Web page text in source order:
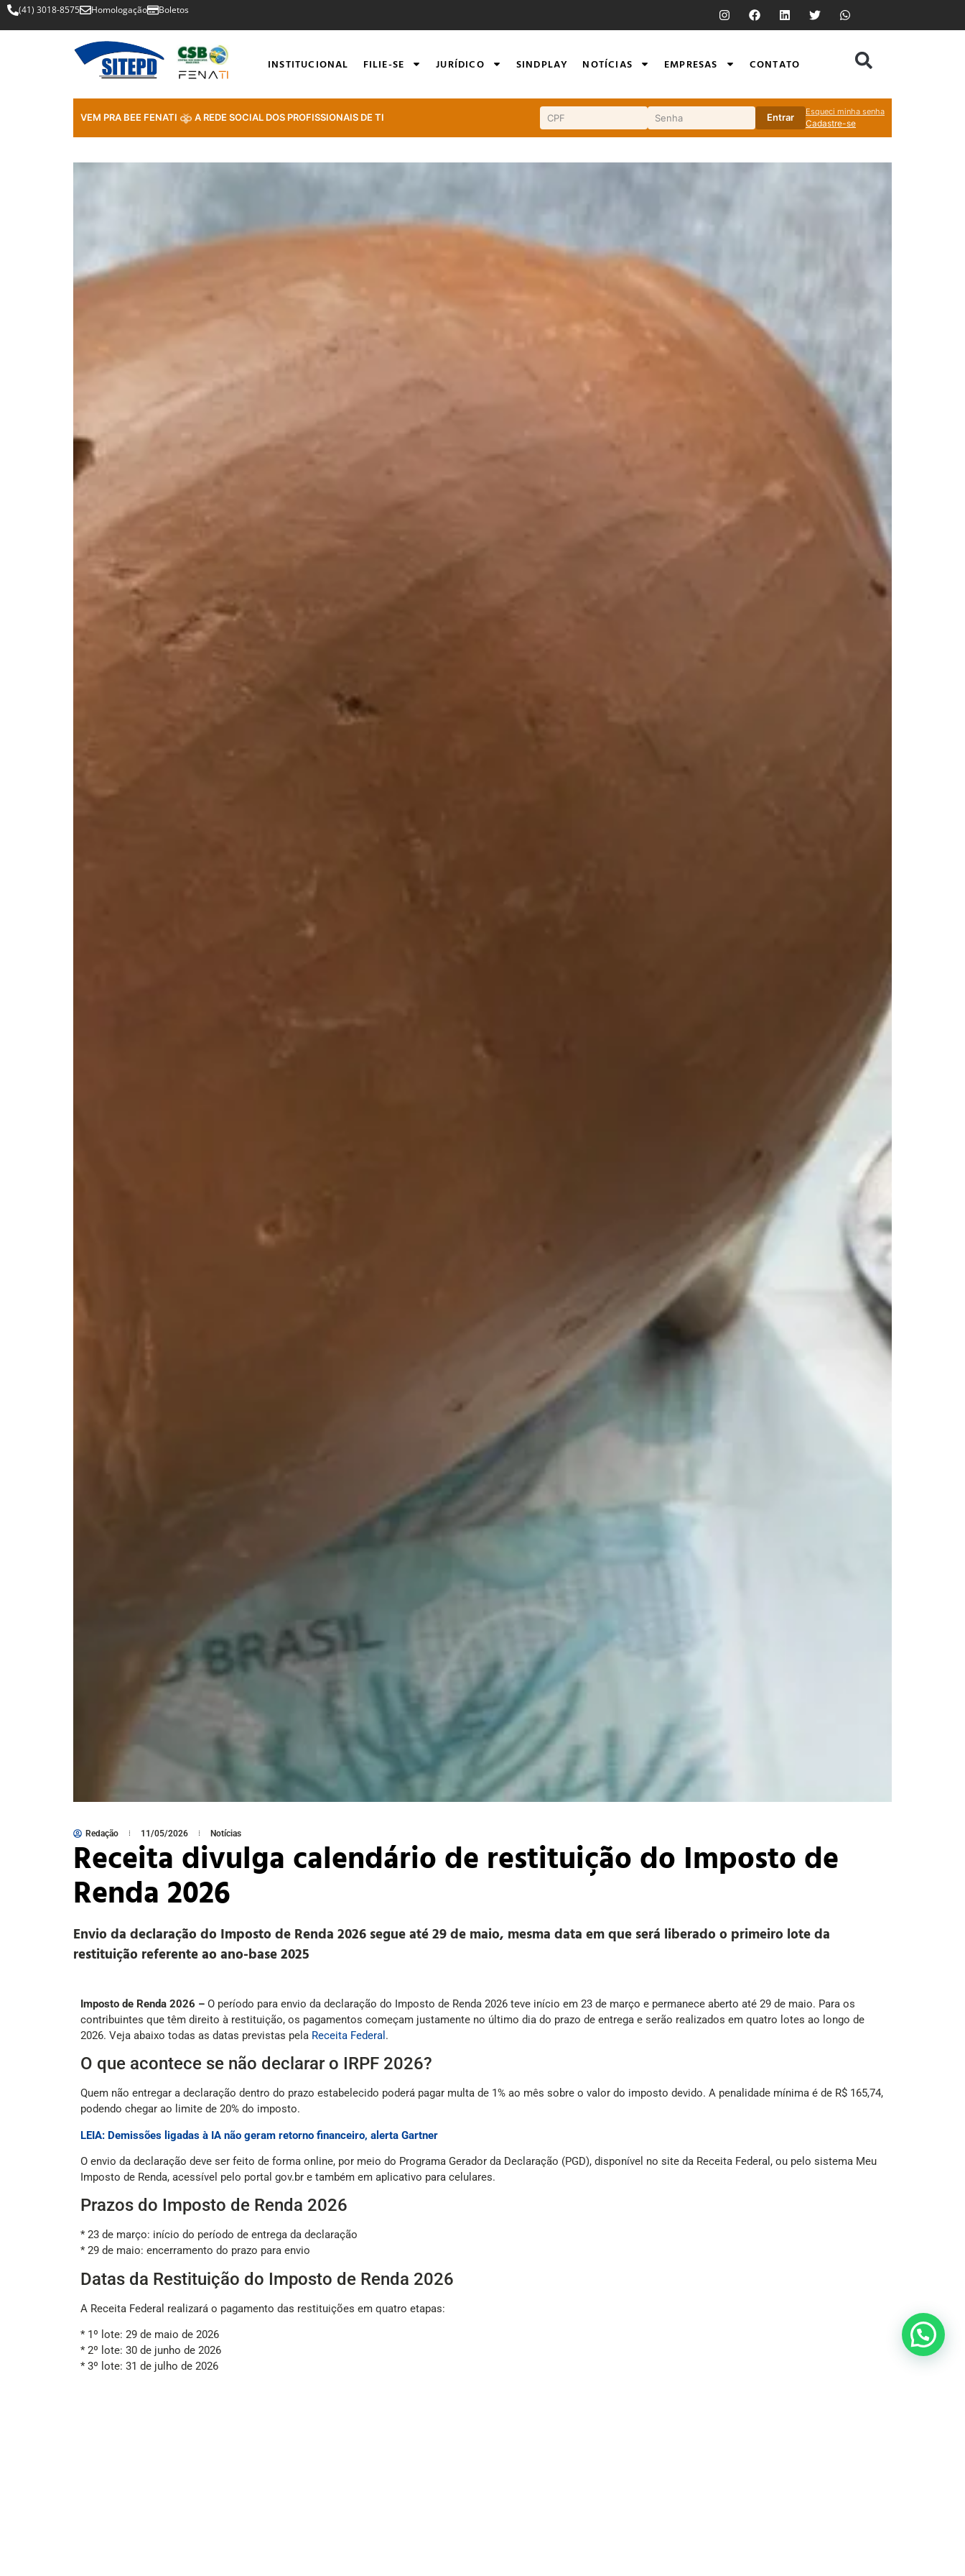
(41) 3018-8575 Homologação Boletos
INSTITUCIONAL FILIE-SE JURÍDICO SINDPLAY NOTÍCIAS EMPRESAS CONTATO
VEM PRA BEE FENATI A REDE SOCIAL DOS PROFISSIONAIS DE TI Entrar
Esqueci minha senha
Cadastre-se
Redação 11/05/2026 Notícias
Receita divulga calendário de restituição do Imposto de
Renda 2026
Envio da declaração do Imposto de Renda 2026 segue até 29 de maio, mesma data em que será liberado o primeiro lote da
restituição referente ao ano-base 2025
Imposto de Renda 2026 – O período para envio da declaração do Imposto de Renda 2026 teve início em 23 de março e permanece aberto até 29 de maio. Para os
contribuintes que têm direito à restituição, os pagamentos começam justamente no último dia do prazo de entrega e serão realizados em quatro lotes ao longo de
2026. Veja abaixo todas as datas previstas pela Receita Federal .
O que acontece se não declarar o IRPF 2026?
Quem não entregar a declaração dentro do prazo estabelecido poderá pagar multa de 1% ao mês sobre o valor do imposto devido. A penalidade mínima é de R$ 165,74,
podendo chegar ao limite de 20% do imposto.
LEIA: Demissões ligadas à IA não geram retorno financeiro, alerta Gartner
O envio da declaração deve ser feito de forma online, por meio do Programa Gerador da Declaração (PGD), disponível no site da Receita Federal, ou pelo sistema Meu
Imposto de Renda, acessível pelo portal gov.br e também em aplicativo para celulares.
Prazos do Imposto de Renda 2026
* 23 de março: início do período de entrega da declaração
* 29 de maio: encerramento do prazo para envio
Datas da Restituição do Imposto de Renda 2026
A Receita Federal realizará o pagamento das restituições em quatro etapas:
* 1º lote: 29 de maio de 2026
* 2º lote: 30 de junho de 2026
* 3º lote: 31 de julho de 2026